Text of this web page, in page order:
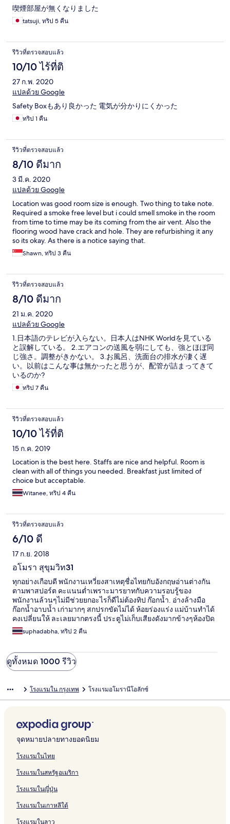
喫煙部屋が無くなりました
tatsuji, ทริป 5 คืน
รีวิวที่ตรวจสอบแล้ว
10/10 ไร้ที่ติ
27 ก.พ. 2020
แปลด้วย Google
Safety Boxもあり良かった 電気が分かりにくかった
ทริป 1 คืน
รีวิวที่ตรวจสอบแล้ว
8/10 ดีมาก
3 มี.ค. 2020
แปลด้วย Google
Location was good room size is enough. Two thing to take note.
Required a smoke free level but i could smell smoke in the room
from time to time may be its coming from the air vent. Also the
flooring wood have crack and hole. They are refurbishing it any
so its okay. As there is a notice saying that.
Shawn, ทริป 3 คืน
รีวิวที่ตรวจสอบแล้ว
8/10 ดีมาก
21 ม.ค. 2020
แปลด้วย Google
1.日本語のテレビが入らない。日本人はNHK Worldを見ている
と誤解している。 2.エアコンの送風を弱にしても、強とほぼ同
じ強さ。調整がきかない。 3.お風呂、洗面台の排水が凄く遅
い。以前はこんな事は無かったと思うが、配管が詰まってきて
いるのか?
ทริป 7 คืน
รีวิวที่ตรวจสอบแล้ว
10/10 ไร้ที่ติ
15 ก.ค. 2019
Location is the best here. Staffs are nice and helpful. Room is
clean with all of things you needed. Breakfast just limited of
choice but acceptable.
Witanee, ทริป 4 คืน
รีวิวที่ตรวจสอบแล้ว
6/10 ดี
17 ก.ย. 2018
อโมรา สุขุมวิท31
ทุกอย่างเกือบดี พนักงานเหวี่ยงสาเหตุชื่อไทยกับอังกฤษอ่านต่างกัน
ตามพาสปอร์ต คะแนนต่ำเพราะมารยาทกับความรอบรู้ของ
พนักงานล้วนๆไม่มีช่วยยกอะไรก็ดีไม่ต้องทิป ก๊อกน้ำ. อ่างล้างมือ
ก๊อกน้ำอาบน้ำ เก่ามากๆ สกปรกขัดไม่ได้ ห้อยร่องแร่ง แม่บ้านทำได้
คงเปลี่ยนให้ ละเลยมากตรงนี้ ประตูไม่เก็บเสียงดังมากข้างๆห้องปิด
เปิด อื่นๆดีคะปลอดภัยเดินทางคนเดียว สะดวกดี .. ใกล้เอาคอเทียร์
และย่านของกินอาหารญี่ปุ่น อร่อย แพงได้ใจ
suphadabha, ทริป 2 คืน
ดูทั้งหมด 1000 รีวิว
โรงแรมใน กรุงเทพ โรงแรมอโมรานีโอลักซ์
จุดหมายปลายทางยอดนิยม
โรงแรมในไทย
โรงแรมในสหรัฐอเมริกา
โรงแรมในญี่ปุ่น
โรงแรมในเกาหลีใต้
โรงแรมในลาว